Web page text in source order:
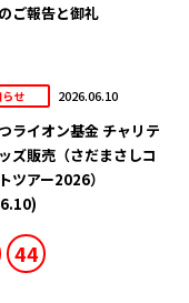
ご報告と御礼
せ 2026.06.10
ライオン基金 チャリテ
ズ販売（さだまさしコ
ツアー2026）
44